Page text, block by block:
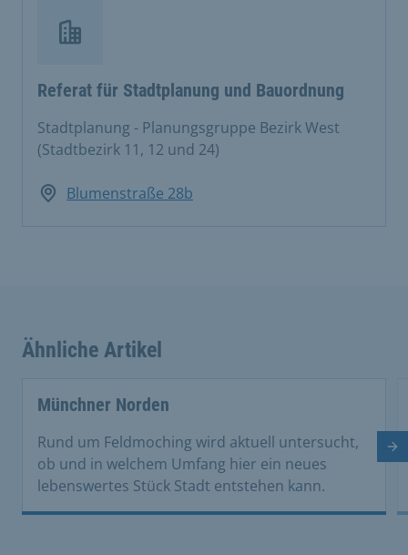
Referat für Stadtplanung und Bauordnung
Stadtplanung - Planungsgruppe Bezirk West
(Stadtbezirk 11, 12 und 24)
Blumenstraße 28b
Ähnliche Artikel
Münchner Norden
Rund um Feldmoching wird aktuell untersucht,
ob und in welchem Umfang hier ein neues
lebenswertes Stück Stadt entstehen kann.